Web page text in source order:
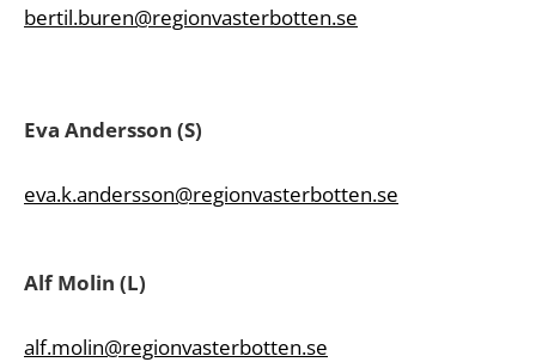
bertil.buren@regionvasterbotten.se
Eva Andersson (S)
eva.k.andersson@regionvasterbotten.se
Alf Molin (L)
alf.molin@regionvasterbotten.se